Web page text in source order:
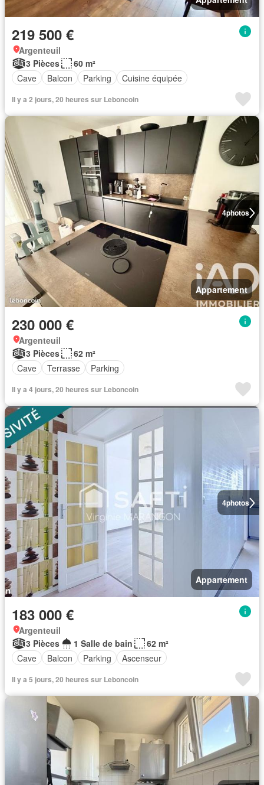
219 500 €
Argenteuil
3 Pièces
60 m²
Cave
Balcon Parking Cuisine équipée
Il y a 2 jours, 20 heures sur Leboncoin
4photos
Appartement
230 000 €
Argenteuil
3 Pièces
62 m²
Cave
Terrasse Parking
Il y a 4 jours, 20 heures sur Leboncoin
4photos
Appartement
183 000 €
Argenteuil
3 Pièces
1 Salle de bain
62 m²
Cave
Balcon Parking Ascenseur
Il y a 5 jours, 20 heures sur Leboncoin